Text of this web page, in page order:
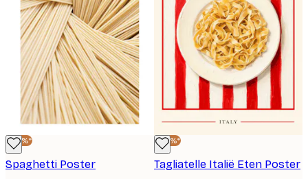
-40%*
Spaghetti Poster
-40%*
Tagliatelle Italië Eten Poster